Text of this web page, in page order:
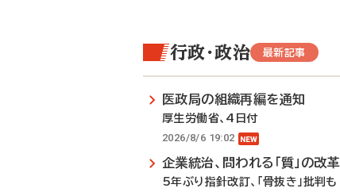
行政・政治 最新記事
医政局の組織再編を通知
厚生労働省、4日付
2026/8/6 19:02
企業統治、問われる「質」の改革
5年ぶり指針改訂、「骨抜き」批判も